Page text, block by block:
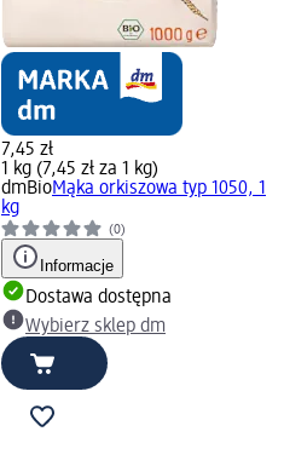
7,45 zł
1 kg (7,45 zł za 1 kg)
dmBioMąka orkiszowa typ 1050, 1
kg
(0)
Informacje
Dostawa dostępna
Wybierz sklep dm